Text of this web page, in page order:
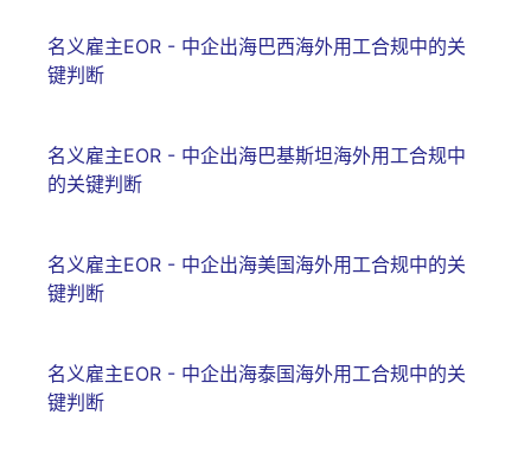
名义雇主EOR - 中企出海巴西海外用工合规中的关
键判断
名义雇主EOR - 中企出海巴基斯坦海外用工合规中
的关键判断
名义雇主EOR - 中企出海美国海外用工合规中的关
键判断
名义雇主EOR - 中企出海泰国海外用工合规中的关
键判断